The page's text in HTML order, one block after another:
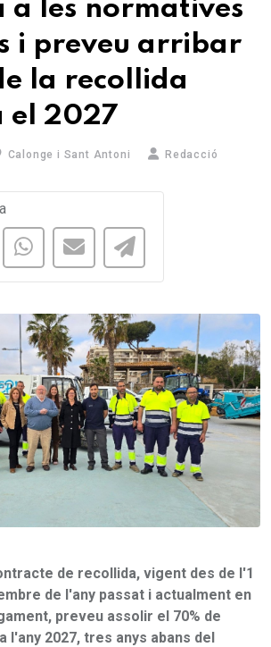
a les normatives
i preveu arribar
la recollida
el 2027
Calonge i Sant Antoni Redacció
de recollida, vigent des de l'1
de l'any passat i actualment en
preveu assolir el 70% de
l'any 2027, tres anys abans del